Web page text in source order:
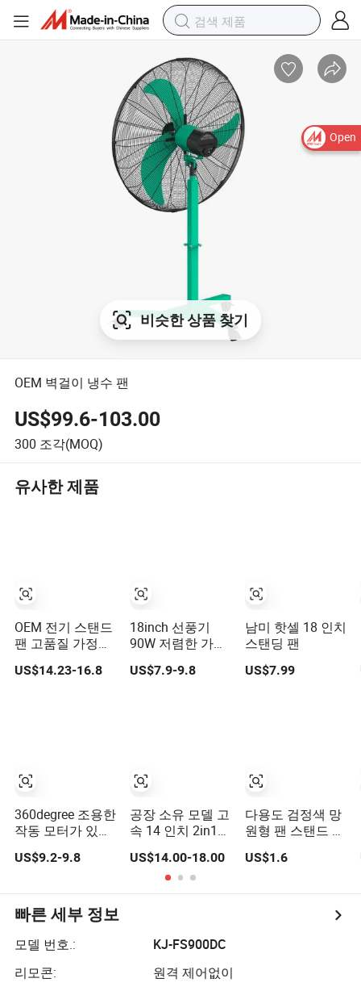
Open
비슷한 상품 찾기
OEM 벽걸이 냉수 팬
US$99.6-103.00
300 조각(MOQ)
유사한 제품
OEM 전기 스탠드
팬 고품질 가정용
기둥 팬 현대식 선
풍기
US$14.23-16.8
360degree 조용한
작동 모터가 있는
18inch 3 에 1 팬
US$9.2-9.8
18inch 선풍기
90W 저렴한 가격
스탠드 팬
US$7.9-9.8
공장 소유 모델 고
속 14 인치 2in1
US$14.00-18.00
남미 핫셀 18 인치
스탠딩 팬
US$7.99
다용도 검정색 망
원형 팬 스탠드 파
US$1.6
빠른 세부 정보
모델 번호.:
KJ-FS900DC
리모콘:
원격 제어없이